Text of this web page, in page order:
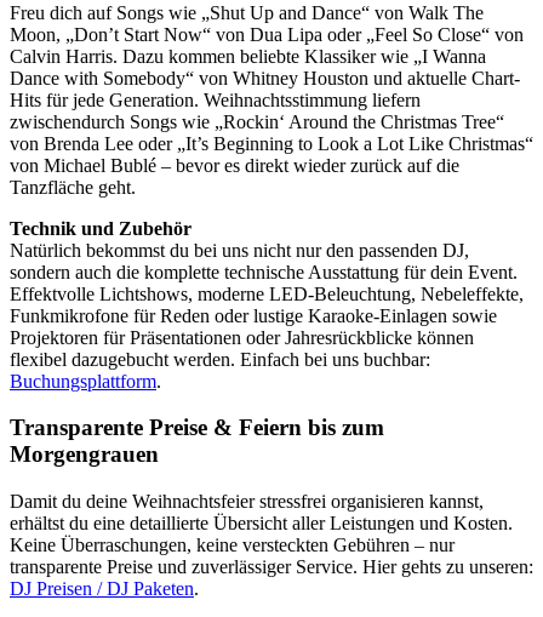
Freu dich auf Songs wie „Shut Up and Dance“ von Walk The
Moon, „Don’t Start Now“ von Dua Lipa oder „Feel So Close“ von
Calvin Harris. Dazu kommen beliebte Klassiker wie „I Wanna
Dance with Somebody“ von Whitney Houston und aktuelle Chart-
Hits für jede Generation. Weihnachtsstimmung liefern
zwischendurch Songs wie „Rockin‘ Around the Christmas Tree“
von Brenda Lee oder „It’s Beginning to Look a Lot Like Christmas“
von Michael Bublé – bevor es direkt wieder zurück auf die
Tanzfläche geht.
Technik und Zubehör
Natürlich bekommst du bei uns nicht nur den passenden DJ,
sondern auch die komplette technische Ausstattung für dein Event.
Effektvolle Lichtshows, moderne LED-Beleuchtung, Nebeleffekte,
Funkmikrofone für Reden oder lustige Karaoke-Einlagen sowie
Projektoren für Präsentationen oder Jahresrückblicke können
flexibel dazugebucht werden. Einfach bei uns buchbar:
Buchungsplattform.
Transparente Preise & Feiern bis zum
Morgengrauen
Damit du deine Weihnachtsfeier stressfrei organisieren kannst,
erhältst du eine detaillierte Übersicht aller Leistungen und Kosten.
Keine Überraschungen, keine versteckten Gebühren – nur
transparente Preise und zuverlässiger Service. Hier gehts zu unseren:
DJ Preisen / DJ Paketen.